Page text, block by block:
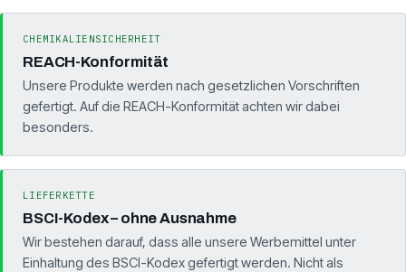
CHEMIKALIENSICHERHEIT
REACH-Konformität
Unsere Produkte werden nach gesetzlichen Vorschriften
gefertigt. Auf die REACH-Konformität achten wir dabei
besonders.
LIEFERKETTE
BSCI-Kodex – ohne Ausnahme
Wir bestehen darauf, dass alle unsere Werbemittel unter
Einhaltung des BSCI-Kodex gefertigt werden. Nicht als